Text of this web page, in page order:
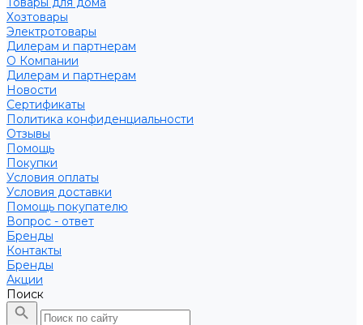
Хозтовары
Электротовары
Дилерам и партнерам
О Компании
Дилерам и партнерам
Новости
Сертификаты
Политика конфиденциальности
Отзывы
Помощь
Покупки
Условия оплаты
Условия доставки
Помощь покупателю
Вопрос - ответ
Бренды
Контакты
Бренды
Акции
Поиск